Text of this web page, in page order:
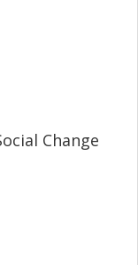
Change